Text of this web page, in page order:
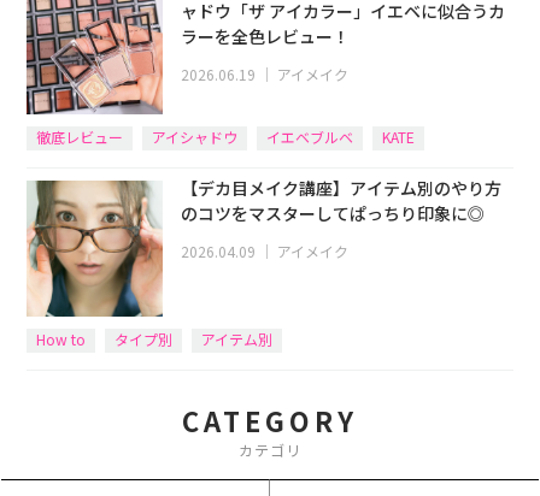
ャドウ「ザ アイカラー」イエベに似合うカ
ラーを全色レビュー！
2026.06.19 ｜ アイメイク
徹底レビュー アイシャドウ イエベブルベ KATE
【デカ目メイク講座】アイテム別のやり方
のコツをマスターしてぱっちり印象に◎
2026.04.09 ｜ アイメイク
How to タイプ別 アイテム別
CATEGORY
カテゴリ